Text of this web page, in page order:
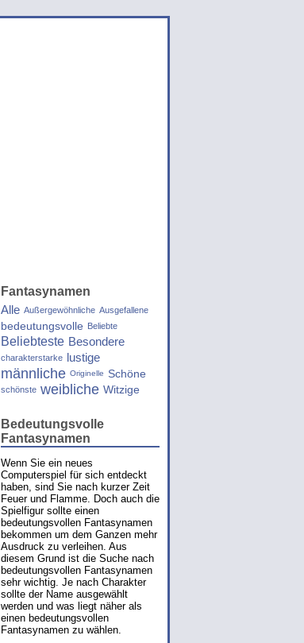
Fantasynamen
Alle Außergewöhnliche Ausgefallene
bedeutungsvolle Beliebte
Beliebteste Besondere
charakterstarke lustige
männliche Originelle Schöne
schönste weibliche Witzige
Bedeutungsvolle
Fantasynamen
Wenn Sie ein neues
Computerspiel für sich entdeckt
haben, sind Sie nach kurzer Zeit
Feuer und Flamme. Doch auch die
Spielfigur sollte einen
bedeutungsvollen Fantasynamen
bekommen um dem Ganzen mehr
Ausdruck zu verleihen. Aus
diesem Grund ist die Suche nach
bedeutungsvollen Fantasynamen
sehr wichtig. Je nach Charakter
sollte der Name ausgewählt
werden und was liegt näher als
einen bedeutungsvollen
Fantasynamen zu wählen.